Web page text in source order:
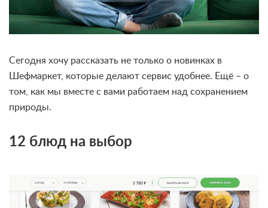
Сегодня хочу рассказать не только о новинках в
Шефмаркет, которые делают сервис удобнее. Ещё – о
том, как мы вместе с вами работаем над сохранением
природы.
12 блюд на выбор